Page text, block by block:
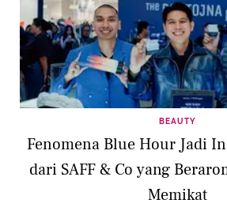
BEAUTY
Fenomena Blue Hour Jadi
dari SAFF & Co yang
Memikat